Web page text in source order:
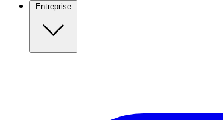
Entreprise